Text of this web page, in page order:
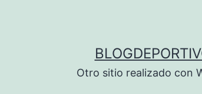
Otro sitio realizado con